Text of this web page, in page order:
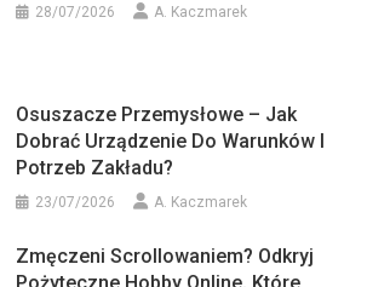
28/07/2026 A. Kaczmarek
Osuszacze Przemysłowe – Jak
Dobrać Urządzenie Do Warunków I
Potrzeb Zakładu?
23/07/2026 A. Kaczmarek
Zmęczeni Scrollowaniem? Odkryj